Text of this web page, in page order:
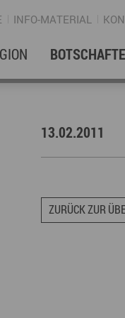
INFO-MATERIAL
& Hausbau
13.02.2011
ZURÜCK ZUR